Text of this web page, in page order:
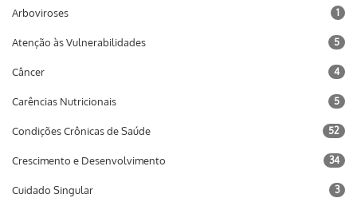
Arboviroses 1
Atenção às Vulnerabilidades 5
Câncer 4
Carências Nutricionais 5
Condições Crônicas de Saúde 52
Crescimento e Desenvolvimento 34
Cuidado Singular 3